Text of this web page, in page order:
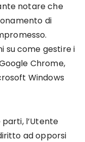
notare che
di
su come gestire i
Chrome,
Windows
l’Utente
ad opporsi